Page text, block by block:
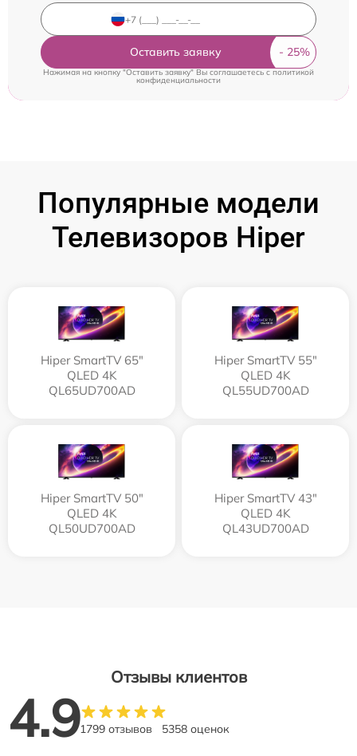
Оставить заявку
Нажимая на кнопку "Оставить заявку" Вы соглашаетесь c политикой
конфиденциальности
Популярные модели
Телевизоров Hiper
Hiper SmartTV 65"
QLED 4K
QL65UD700AD
Hiper SmartTV 55"
QLED 4K
QL55UD700AD
Hiper SmartTV 50"
QLED 4K
QL50UD700AD
Hiper SmartTV 43"
QLED 4K
QL43UD700AD
Отзывы клиентов
4.91799 отзывов 5358 оценок